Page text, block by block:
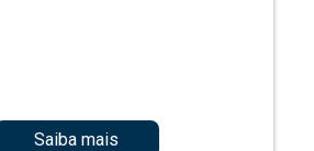
Saiba mais